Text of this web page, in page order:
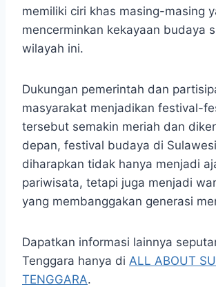
memiliki ciri khas masing-masing
mencerminkan kekayaan budaya
wilayah ini.
Dukungan pemerintah dan
masyarakat menjadikan festival-
tersebut semakin meriah dan
depan, festival budaya di
diharapkan tidak hanya menjadi
pariwisata, tetapi juga menjadi
yang membanggakan generasi
Dapatkan informasi lainnya
Tenggara hanya di ALL ABOUT
TENGGARA.